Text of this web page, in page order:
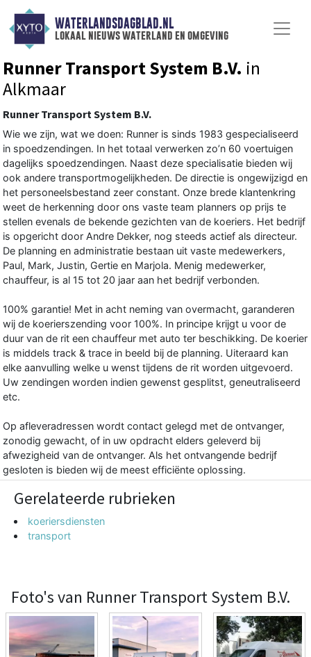
WATERLANDSDAGBLAD.NL
lokaal nieuws waterland en omgeving
Runner Transport System B.V. in
Alkmaar
Runner Transport System B.V.
Wie we zijn, wat we doen: Runner is sinds 1983 gespecialiseerd
in spoedzendingen. In het totaal verwerken zo’n 60 voertuigen
dagelijks spoedzendingen. Naast deze specialisatie bieden wij
ook andere transportmogelijkheden. De directie is ongewijzigd en
het personeelsbestand zeer constant. Onze brede klantenkring
weet de herkenning door ons vaste team planners op prijs te
stellen evenals de bekende gezichten van de koeriers. Het bedrijf
is opgericht door Andre Dekker, nog steeds actief als directeur.
De planning en administratie bestaan uit vaste medewerkers,
Paul, Mark, Justin, Gertie en Marjola. Menig medewerker,
chauffeur, is al 15 tot 20 jaar aan het bedrijf verbonden.
100% garantie! Met in acht neming van overmacht, garanderen
wij de koerierszending voor 100%. In principe krijgt u voor de
duur van de rit een chauffeur met auto ter beschikking. De koerier
is middels track & trace in beeld bij de planning. Uiteraard kan
elke aanvulling welke u wenst tijdens de rit worden uitgevoerd.
Uw zendingen worden indien gewenst gesplitst, geneutraliseerd
etc.
Op afleveradressen wordt contact gelegd met de ontvanger,
zonodig gewacht, of in uw opdracht elders geleverd bij
afwezigheid van de ontvanger. Als het ontvangende bedrijf
gesloten is bieden wij de meest efficiënte oplossing.
Gerelateerde rubrieken
koeriersdiensten
transport
Foto's van Runner Transport System B.V.